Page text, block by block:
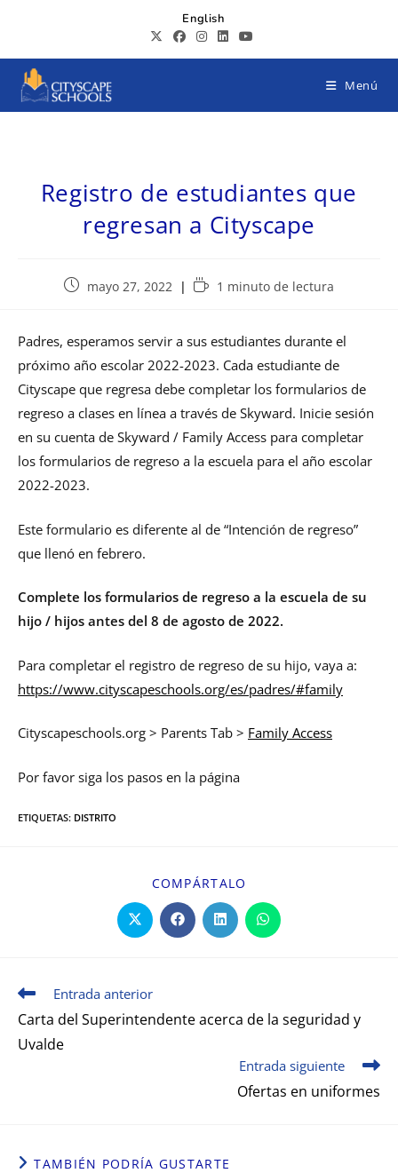
English
Menú
Registro de estudiantes que
regresan a Cityscape
mayo 27, 2022 1 minuto de lectura
Padres, esperamos servir a sus estudiantes durante el
próximo año escolar 2022-2023. Cada estudiante de
Cityscape que regresa debe completar los formularios de
regreso a clases en línea a través de Skyward. Inicie sesión
en su cuenta de Skyward / Family Access para completar
los formularios de regreso a la escuela para el año escolar
2022-2023.
Este formulario es diferente al de “Intención de regreso”
que llenó en febrero.
Complete los formularios de regreso a la escuela de su
hijo / hijos antes del 8 de agosto de 2022.
Para completar el registro de regreso de su hijo, vaya a:
https://www.cityscapeschools.org/es/padres/#family
Cityscapeschools.org > Parents Tab > Family Access
Por favor siga los pasos en la página
ETIQUETAS: DISTRITO
COMPÁRTALO
Entrada anterior
Carta del Superintendente acerca de la seguridad y
Uvalde
Entrada siguiente
Ofertas en uniformes
TAMBIÉN PODRÍA GUSTARTE